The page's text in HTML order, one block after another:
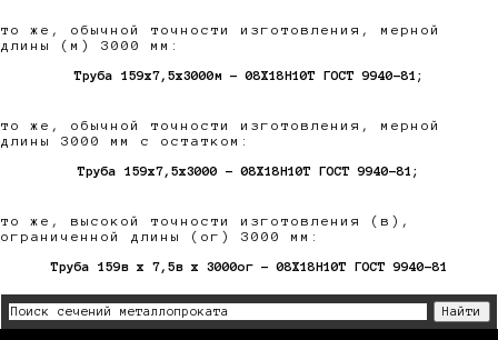
то же, обычной точности изготовления, мерной
длины (м) 3000 мм:
Труба 159х7,5х3000м - 08Х18Н10Т ГОСТ 9940-81;
то же, обычной точности изготовления, мерной
длины 3000 мм с остатком:
Труба 159х7,5х3000 - 08Х18Н10Т ГОСТ 9940-81;
то же, высокой точности изготовления (в),
ограниченной длины (ог) 3000 мм:
Труба 159в х 7,5в х 3000ог - 08Х18Н10Т ГОСТ 9940-81